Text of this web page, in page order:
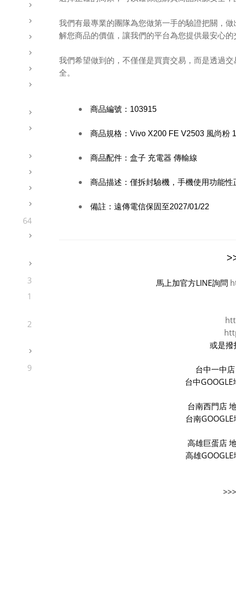
64
3
1
2
9
我們有最專業的團隊為您做第一手的驗證把關，
解您商品的價值，讓我們的平台為您提供最安心的
我們希望做到的，不僅僅是買賣交易，而是透過
全。
商品編號： 103915
商品規格： Vivo X200 FE V2503 風尚粉
商品配件： 盒子 充電器 傳輸線
商品描述： 僅拆封驗機，手機使用功能性
備註： 遠傳電信保固至2027/01/22
馬上加官方LINE詢問
或是撥
台中一中
台中
台南西門店
台南
高雄巨蛋店
高雄